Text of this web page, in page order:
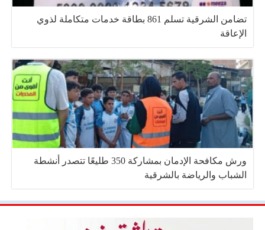
تضامن الشرقية تسلم 861 بطاقة خدمات متكاملة لذوي
الإعاقة
ورش مكافحة الإدمان بمشاركة 350 طليعًا تتصدر أنشطة
الشباب والرياضة بالشرقية